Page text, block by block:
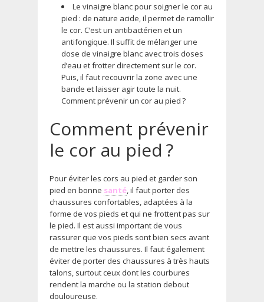
Le vinaigre blanc pour soigner le cor au
pied : de nature acide, il permet de ramollir
le cor. C’est un antibactérien et un
antifongique. Il suffit de mélanger une
dose de vinaigre blanc avec trois doses
d’eau et frotter directement sur le cor.
Puis, il faut recouvrir la zone avec une
bande et laisser agir toute la nuit.
Comment prévenir un cor au pied ?
Comment prévenir
le cor au pied ?
Pour éviter les cors au pied et garder son
pied en bonne santé, il faut porter des
chaussures confortables, adaptées à la
forme de vos pieds et qui ne frottent pas sur
le pied. Il est aussi important de vous
rassurer que vos pieds sont bien secs avant
de mettre les chaussures. Il faut également
éviter de porter des chaussures à très hauts
talons, surtout ceux dont les courbures
rendent la marche ou la station debout
douloureuse.